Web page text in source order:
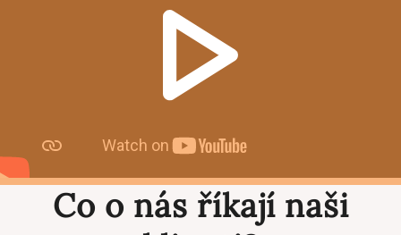
Co o nás říkají naši